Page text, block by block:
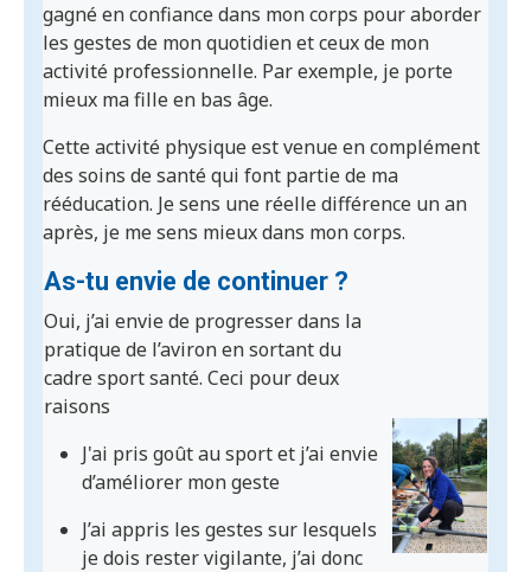
gagné en confiance dans mon corps pour aborder
les gestes de mon quotidien et ceux de mon
activité professionnelle. Par exemple, je porte
mieux ma fille en bas âge.
Cette activité physique est venue en complément
des soins de santé qui font partie de ma
rééducation. Je sens une réelle différence un an
après, je me sens mieux dans mon corps.
As-tu envie de continuer ?
Oui, j’ai envie de progresser dans la
pratique de l’aviron en sortant du
cadre sport santé. Ceci pour deux
raisons
J'ai pris goût au sport et j’ai envie
d’améliorer mon geste
J’ai appris les gestes sur lesquels
je dois rester vigilante, j’ai donc